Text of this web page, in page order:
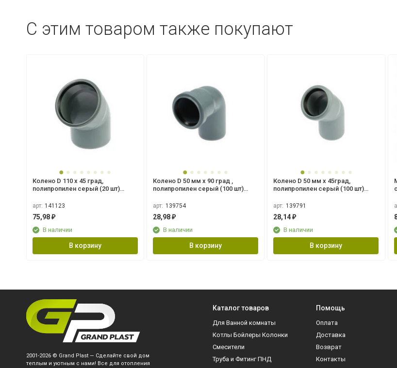
C этим товаром также покупают
Колено D 110 х 45 град,
полипропилен серый (20 шт)
арт: 141123
75,98 ₽
В наличии
В корзину
Колено D 50 мм х 90 град ,
полипропилен серый (100 шт)
арт: 139754
28,98 ₽
В наличии
В корзину
Колено D 50 мм х 45град,
полипропилен серый (100 шт)
арт: 139791
28,14 ₽
В наличии
В корзину
2001-2026 © Grand Plast — Сделайте свой дом
теплым и уютным с нами! Все для отопления
Каталог товаров
Для Ванной комнаты
Котлы Бойлеры Колонки
Смесители
Труба и Фитинг ПНД
Помощь
Оплата
Доставка
Возврат
Контакты